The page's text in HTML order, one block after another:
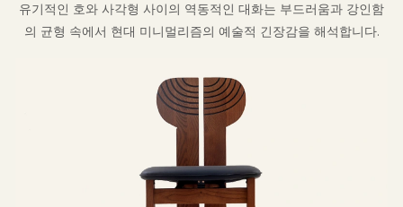
유기적인 호와 사각형 사이의 역동적인 대화는 부드러움과 강인함
의 균형 속에서 현대 미니멀리즘의 예술적 긴장감을 해석합니다.